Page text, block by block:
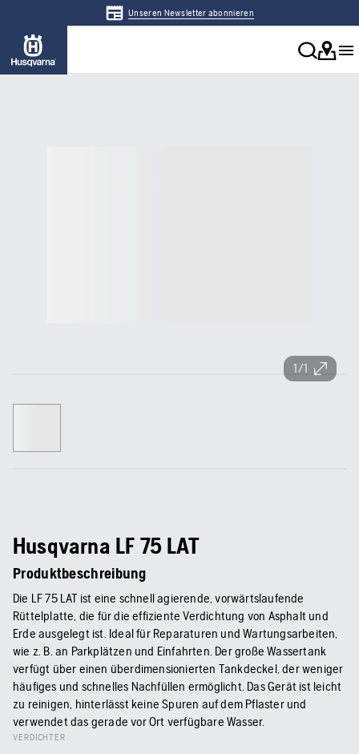
Unseren Newsletter abonnieren
1/1
Husqvarna LF 75 LAT
Produktbeschreibung
Die LF 75 LAT ist eine schnell agierende, vorwärtslaufende
Rüttelplatte, die für die effiziente Verdichtung von Asphalt und
Erde ausgelegt ist. Ideal für Reparaturen und Wartungsarbeiten,
wie z. B. an Parkplätzen und Einfahrten. Der große Wassertank
verfügt über einen überdimensionierten Tankdeckel, der weniger
häufiges und schnelles Nachfüllen ermöglicht. Das Gerät ist leicht
zu reinigen, hinterlässt keine Spuren auf dem Pflaster und
verwendet das gerade vor Ort verfügbare Wasser.
VERDICHTER